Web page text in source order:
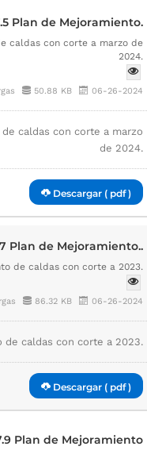
Plan de Mejoramiento.
caldas con corte a marzo de
2024.
50.88 KB 06-26-2024
caldas con corte a marzo
de 2024.
Descargar ( pdf )
Plan de Mejoramiento..
de caldas con corte a 2023.
86.32 KB 06-26-2024
caldas con corte a 2023.
Descargar ( pdf )
Plan de Mejoramiento